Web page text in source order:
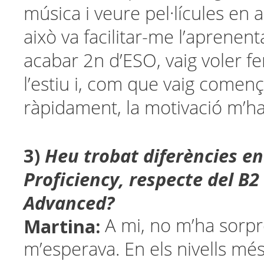
música i veure pel·lícules en
això va facilitar-me
acabar 2n d’ESO, vaig voler
l’estiu i, com que vaig
ràpidament, la motivació
3) Heu trobat diferències
Proficiency, respecte del B2
Advanced?
Martina: A mi, no m’ha
m’esperava. En els nivells